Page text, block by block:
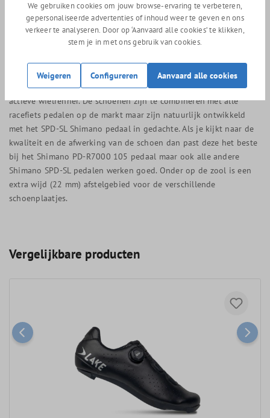
trapefficiëntie met een geoptimaliseerde schoenleest. Spanning
in de voetzool beïnvloedt de beenspieren, als je dit wegneemt
geeft dat een grotere bewegingsvrijheid en stimuleert een
soepelere, efficiëntere opwaartse beweging.
De inzetbaarheid van de Shimano RC502 wielrenschoenen
De Shimano RC502 schoenen zijn het meeste geschikt voor de
actieve wielrenner. De schoenen zijn te combineren met alle
racefiets pedalen op de markt maar zijn natuurlijk ontwikkeld
met het SPD-SL Shimano pedaal in gedachte. Als je kijkt naar de
kwaliteit en de afwerking van de schoen dan past deze het beste
bij het Shimano PD-R7000 105 pedaal maar ook alle andere
Shimano SPD-SL pedalen werken goed. Onder op de zool is een
extra wijd (22 mm) afstelgebied voor de verschillende
schoenplaatjes.
Vergelijkbare producten
We gebruiken cookies om jouw browse-ervaring te verbeteren,
gepersonaliseerde advertenties of inhoud weer te geven en ons
verkeer te analyseren. Door op ‘Aanvaard alle cookies’ te klikken,
stem je in met ons gebruik van cookies.
Weigeren Configureren Aanvaard alle cookies